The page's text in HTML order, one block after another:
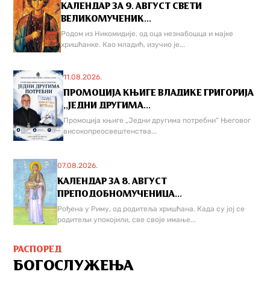
КАЛЕНДАР ЗА 9. АВГУСТ СВЕТИ
ВЕЛИКОМУЧЕНИК...
Родом из Никомидије, од оца незнабошца и мајке
хришћанке. Као младић, изучио је...
11.08.2026.
ПРОМОЦИЈА КЊИГЕ ВЛАДИКЕ ГРИГОРИЈА
,,ЈЕДНИ ДРУГИМА...
Промоција књиге „Једни другима потребни“ Његовог
високопреосвештенства...
07.08.2026.
КАЛЕНДАР ЗА 8. АВГУСТ
ПРЕПОДОБНОМУЧЕНИЦА...
Рођена у Риму, од родитеља хришћана. Када су јој се
родитељи упокојили, све своје имање...
РАСПОРЕД
БОГОСЛУЖЕЊА